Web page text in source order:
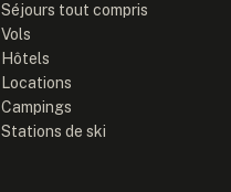
Séjours tout compris
Vols
Hôtels
Locations
Campings
Stations de ski